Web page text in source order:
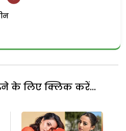
के लिए क्लिक करें...